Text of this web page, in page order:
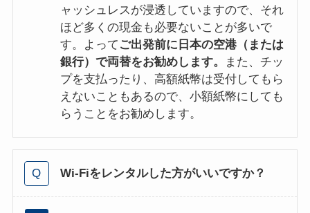
ャッシュレスが浸透していますので、それ
ほど多くの現金も必要ないことが多いで
す。よって ご出発前に日本の空港（または
銀行）で両替をお勧めします。
また、チッ
プを支払ったり、高額紙幣は受付してもら
えないこともあるので、小額紙幣にしても
らうことをお勧めします。
Wi-Fiをレンタルした方がいいですか？